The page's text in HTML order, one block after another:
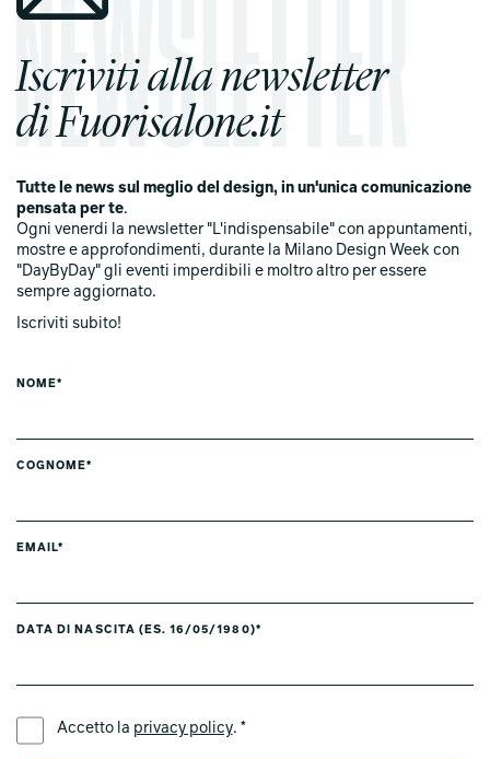
Iscriviti alla newsletter
di Fuorisalone.it
Tutte le news sul meglio del design, in un'unica comunicazione
pensata per te.
Ogni venerdi la newsletter "L'indispensabile" con appuntamenti,
mostre e approfondimenti, durante la Milano Design Week con
"DayByDay" gli eventi imperdibili e moltro altro per essere
sempre aggiornato.
Iscriviti subito!
NOME*
COGNOME*
EMAIL*
DATA DI NASCITA (ES. 16/05/1980)*
Accetto la privacy policy. *